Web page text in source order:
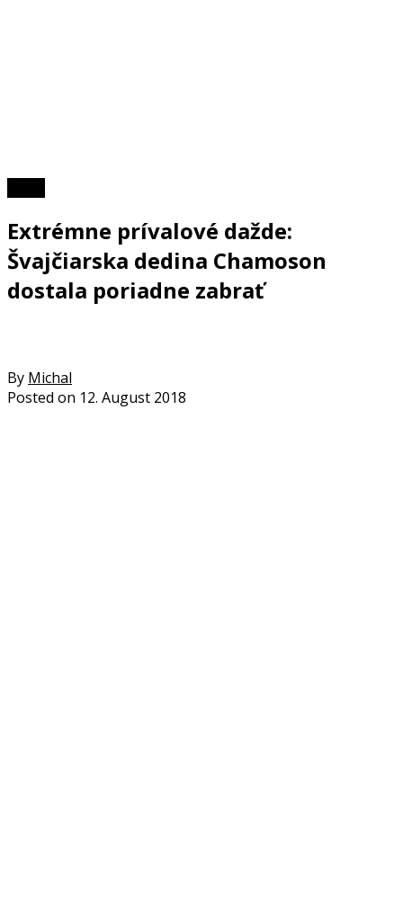
Extrémne prívalové dažde:
Švajčiarska dedina Chamoson
dostala poriadne zabrať
By Michal
Posted on 12. August 2018